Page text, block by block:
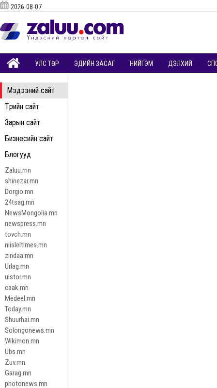
Мэдээний сайт
Төрийн сайт
Зарын сайт
Бизнесийн сайт
Блогууд
Zaluu.mn
shinezar.mn
Dorgio.mn
24tsag.mn
NewsMongolia.mn
newspress.mn
tovch.mn
niisleltimes.mn
zindaa.mn
Urlag.mn
ulstor.mn
caak.mn
Medeel.mn
Today.mn
Shuurhai.mn
Solongonews.mn
Wikimon.mn
Ubs.mn
Zuv.mn
Garag.mn
photonews.mn
2026-08-07
УЛС ТӨР ЭДИЙН ЗАСАГ НИЙГЭМ ДЭЛХИЙ